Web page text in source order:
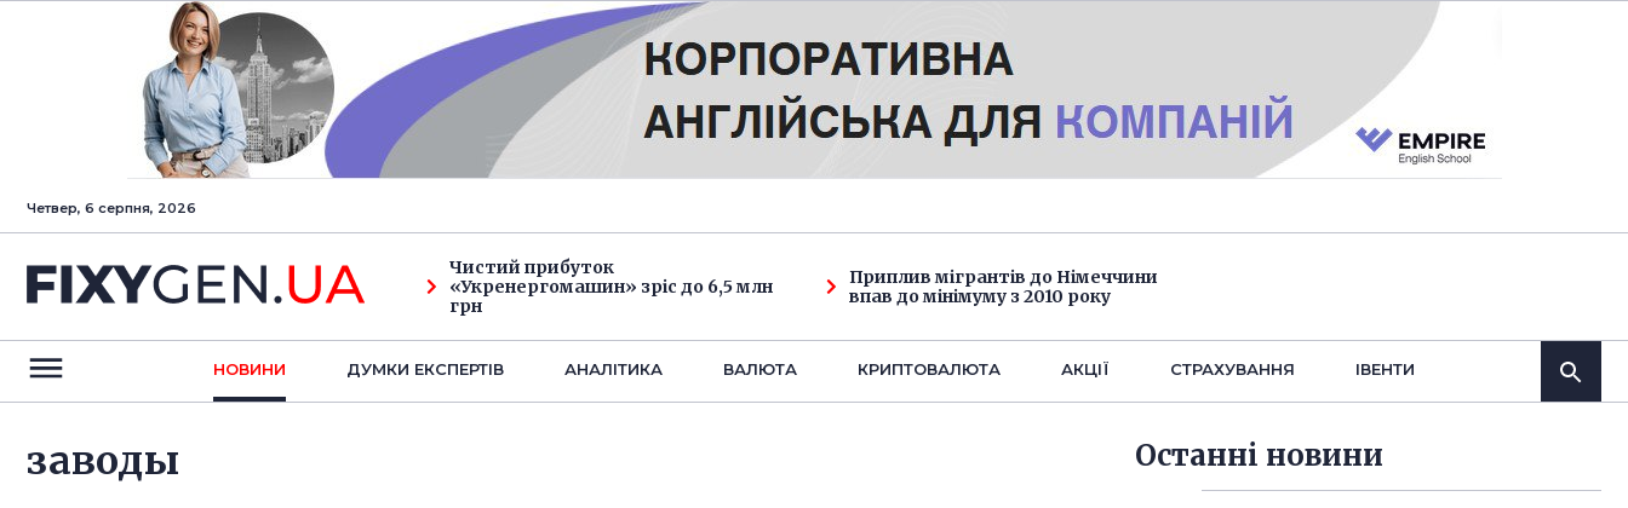
Четвер, 6 серпня, 2026
Чистий прибуток
«Укренергомашин» зріс до 6,5 млн
грн
Приплив мігрантів до Німеччини
впав до мінімуму з 2010 року
НОВИНИ ДУМКИ ЕКСПЕРТIВ АНАЛIТИКА ВАЛЮТА КРИПТОВАЛЮТА АКЦІЇ СТРАХУВАННЯ IВЕНТИ
заводы Останнi новини